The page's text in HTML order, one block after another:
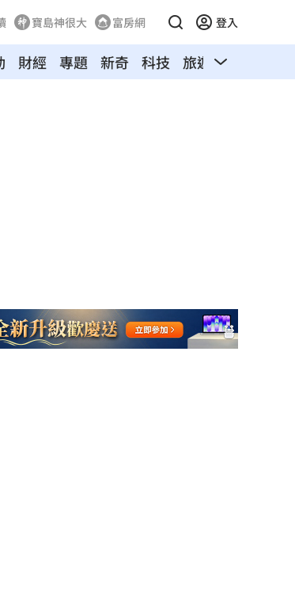
寶島神很大 富房網 登入
財經 專題 新奇 科技 旅遊 汽車